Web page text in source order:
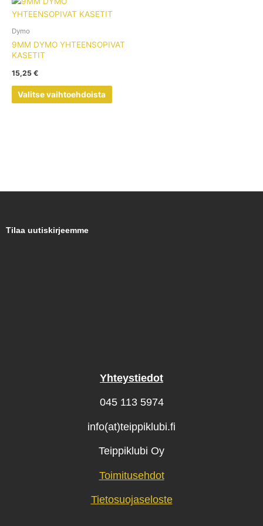
Dymo
9MM DYMO YHTEENSOPIVAT
KASETIT
15,25 €
Valitse vaihtoehdoista
tuotteella
tuotteen
Tilaa uutiskirjeemme
Yhteystiedot
045 113 5974
info(at)teippiklubi.fi
Teippiklubi Oy
Toimitusehdot
Tietosuojaseloste